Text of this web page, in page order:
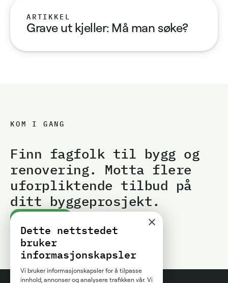
ARTIKKEL
Grave ut kjeller: Må man søke?
KOM I GANG
Finn fagfolk til bygg og
renovering. Motta flere
uforpliktende tilbud på
ditt byggeprosjekt.
×
Dette nettstedet
bruker
informasjonskapsler
Vi bruker informasjonskapsler for å tilpasse
innhold, annonser og analysere trafikken vår. Vi